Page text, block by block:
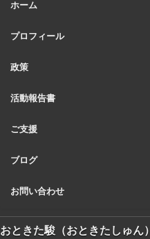
ホーム
プロフィール
政策
活動報告書
ご支援
ブログ
お問い合わせ
おときた駿（おときたしゅん）